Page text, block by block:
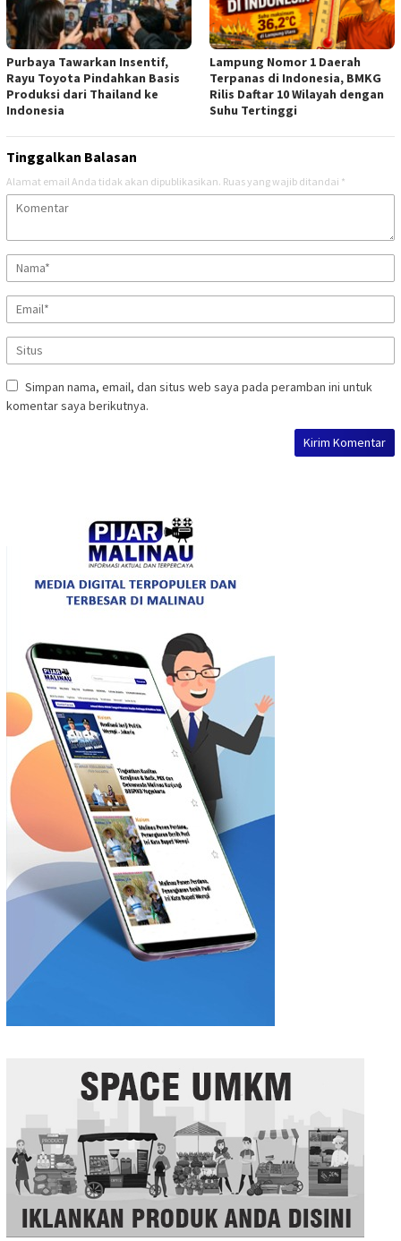
Purbaya Tawarkan Insentif,
Rayu Toyota Pindahkan Basis
Produksi dari Thailand ke
Indonesia
Lampung Nomor 1 Daerah
Terpanas di Indonesia, BMKG
Rilis Daftar 10 Wilayah dengan
Suhu Tertinggi
Tinggalkan Balasan
Alamat email Anda tidak akan dipublikasikan. Ruas yang wajib ditandai *
Simpan nama, email, dan situs web saya pada peramban ini untuk
komentar saya berikutnya.